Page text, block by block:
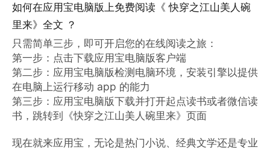
如何在应用宝电脑版上免费阅读《 快穿之江山美人碗
里来》全文 ？
只需简单三步，即可开启您的在线阅读之旅：
第一步：点击下载应用宝电脑版客户端
第二步：应用宝电脑版检测电脑环境，安装引擎以提供
在电脑上运行移动 app 的能力
第三步：应用宝电脑版下载并打开起点读书或者微信读
书，跳转到《快穿之江山美人碗里来》页面
现在就来应用宝，无论是热门小说、经典文学还是专业